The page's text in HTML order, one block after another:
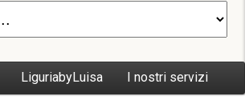
LiguriabyLuisa I nostri servizi